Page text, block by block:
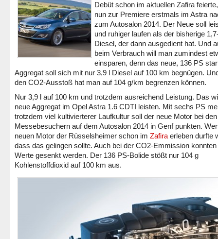
Debüt schon im aktuellen Zafira
nun zur Premiere erstmals im Astra
zum Autosalon 2014. Der Neue soll
und ruhiger laufen als der bisherige
Diesel, der dann ausgedient hat. Und
beim Verbrauch will man zumindest
einsparen, denn das neue, 136 PS
Aggregat soll sich mit nur 3,9 l Diesel auf 100 km begnügen.
den CO2-Ausstoß hat man auf 104 g/km begrenzen können.
Nur 3,9 l auf 100 km und trotzdem ausreichend Leistung. Das
neue Aggregat im Opel Astra 1.6 CDTI leisten. Mit sechs PS
trotzdem viel kultivierterer Laufkultur soll der neue Motor bei den
Messebesuchern auf dem Autosalon 2014 in Genf punkten.
neuen Motor der Rüsselsheimer schon im Zafira erleben durfte
dass das gelingen sollte. Auch bei der CO2-Emmission konnten
Werte gesenkt werden. Der 136 PS-Bolide stößt nur 104 g
Kohlenstoffdioxid auf 100 km aus.